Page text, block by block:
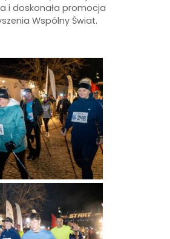
i doskonała promocja
Wspólny Świat.